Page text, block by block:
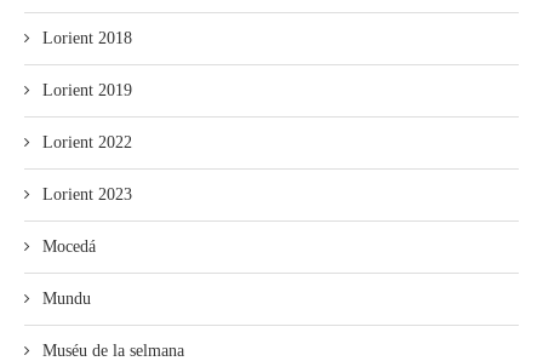
Lorient 2018
Lorient 2019
Lorient 2022
Lorient 2023
Mocedá
Mundu
Muséu de la selmana